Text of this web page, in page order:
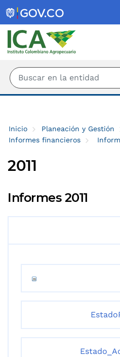
Inicio Planeación y Gestión
Informes financieros
2011
Informes 2011